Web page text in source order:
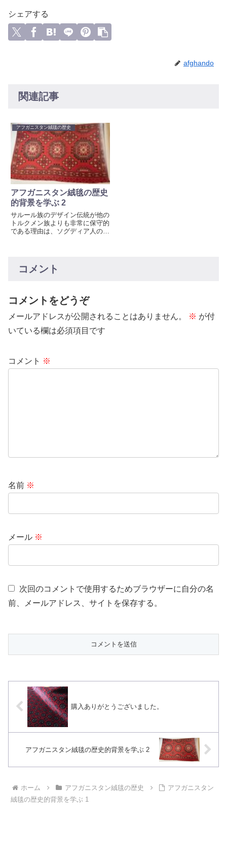
シェアする
afghando
関連記事
アフガニスタン絨毯の歴史
アフガニスタン絨毯の歴史
的背景を学ぶ 2
サルール族のデザイン伝統が他の
トルクメン族よりも非常に保守的
である理由は、ソグディア人の文
族は、1000年以上にわたって古
代のデザインを維持し続けまし
古風であることが説明されます。
コメント
コメントをどうぞ
メールアドレスが公開されることはありません。 ※ が付
いている欄は必須項目です
コメント ※
名前 ※
メール ※
次回のコメントで使用するためブラウザーに自分の名
前、メールアドレス、サイトを保存する。
購入ありがとうございました。
アフガニスタン絨毯の歴史的背景を学ぶ 2
ホーム アフガニスタン絨毯の歴史
アフガニスタン
絨毯の歴史的背景を学ぶ 1